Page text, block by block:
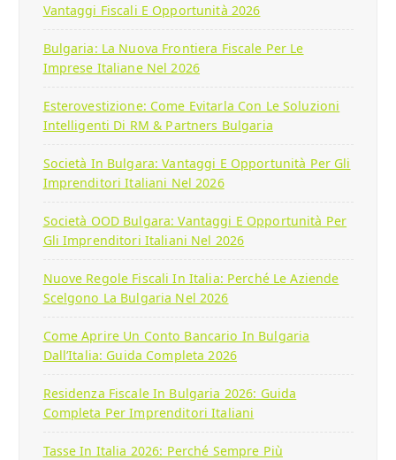
Vantaggi Fiscali E Opportunità 2026
Bulgaria: La Nuova Frontiera Fiscale Per Le
Imprese Italiane Nel 2026
Esterovestizione: Come Evitarla Con Le Soluzioni
Intelligenti Di RM & Partners Bulgaria
Società In Bulgara: Vantaggi E Opportunità Per Gli
Imprenditori Italiani Nel 2026
Società OOD Bulgara: Vantaggi E Opportunità Per
Gli Imprenditori Italiani Nel 2026
Nuove Regole Fiscali In Italia: Perché Le Aziende
Scelgono La Bulgaria Nel 2026
Come Aprire Un Conto Bancario In Bulgaria
Dall’Italia: Guida Completa 2026
Residenza Fiscale In Bulgaria 2026: Guida
Completa Per Imprenditori Italiani
Tasse In Italia 2026: Perché Sempre Più